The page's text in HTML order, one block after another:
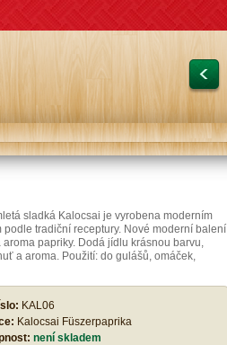
sladká Kalocsai je vyrobena moderním
podle tradiční receptury. Nové moderní balení
aroma papriky. Dodá jídlu krásnou barvu,
a aroma. Použití: do gulášů, omáček,
KAL06
Kalocsai Füszerpaprika
není skladem